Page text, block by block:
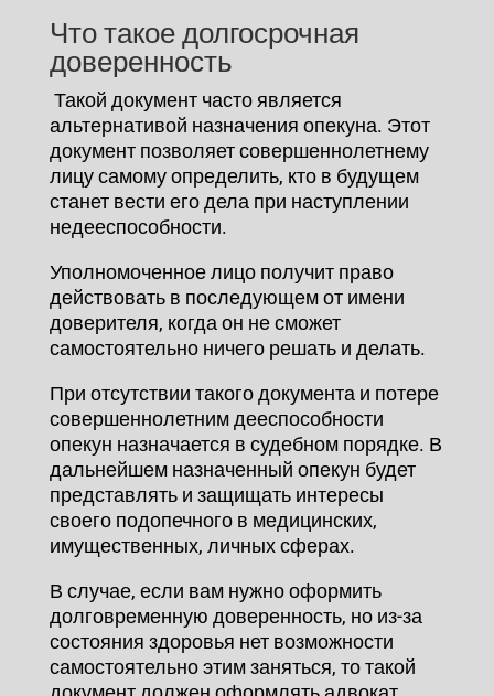
Что такое долгосрочная
доверенность
Такой документ часто является
альтернативой назначения опекуна. Этот
документ позволяет совершеннолетнему
лицу самому определить, кто в будущем
станет вести его дела при наступлении
недееспособности.
Уполномоченное лицо получит право
действовать в последующем от имени
доверителя, когда он не сможет
самостоятельно ничего решать и делать.
При отсутствии такого документа и потере
совершеннолетним дееспособности
опекун назначается в судебном порядке. В
дальнейшем назначенный опекун будет
представлять и защищать интересы
своего подопечного в медицинских,
имущественных, личных сферах.
В случае, если вам нужно оформить
долговременную доверенность, но из-за
состояния здоровья нет возможности
самостоятельно этим заняться, то такой